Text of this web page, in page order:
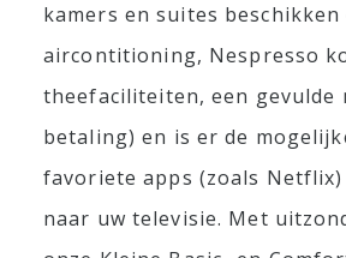
kamers en suites beschikken
aircontitioning, Nespresso
theefaciliteiten, een gevulde
betaling) en is er de
favoriete apps (zoals
naar uw televisie. Met